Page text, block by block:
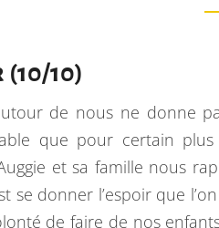
10)
de nous ne donne
que pour certain
et sa famille nous
se donner l’espoir que
de faire de nos